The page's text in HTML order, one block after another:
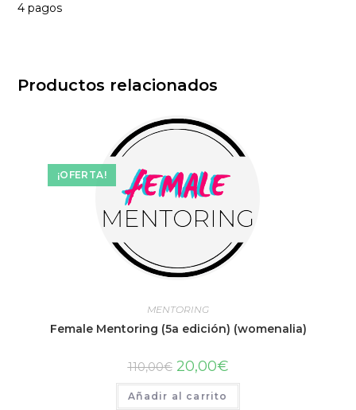
4 pagos
Productos relacionados
¡OFERTA!
MENTORING
Female Mentoring (5a edición) (womenalia)
110,00€ 20,00€
Añadir al carrito